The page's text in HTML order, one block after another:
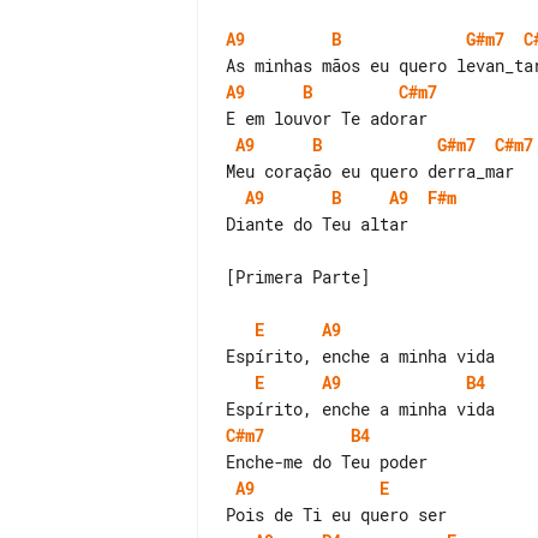
A9 B G#m7
A9 B
C#m7
A9
B G#m7
C#m7
A9
B A9
F#m
Diante do Teu altar
[Primera Parte]
E
A9
E
A9
B4
C#m7
B4
A9
E